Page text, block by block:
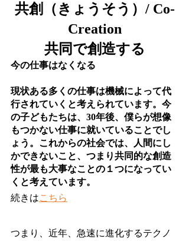
共創（きょうそう）/ Co-
Creation
共同で創造する
今の仕事はなくなる
現状ある多くの仕事は機械によって代
行されていくと考えられています。今
の子どもたちは、30年後、僕らが想像
もつかない仕事に就いていることでし
ょう。これからの社会では、人間にし
かできないこと、つまり共同的な創造
性が最も大事なことの１つになってい
くと考えています。
続きはこちら
つまり、近年、急速に進化するテクノ